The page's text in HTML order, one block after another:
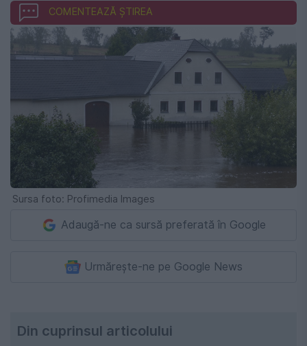
COMENTEAZĂ ȘTIREA
Sursa foto: Profimedia Images
Adaugă-ne ca sursă preferată în Google
Urmărește-ne pe Google News
Din cuprinsul articolului